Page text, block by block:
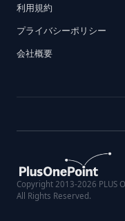
利用規約
プライバシーポリシー
会社概要
Copyright 2013-2026 PLUS
All Rights Reserved.